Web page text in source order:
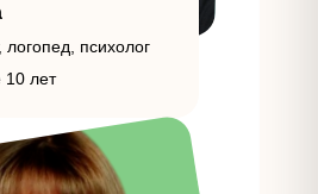
логопед, психолог
лет